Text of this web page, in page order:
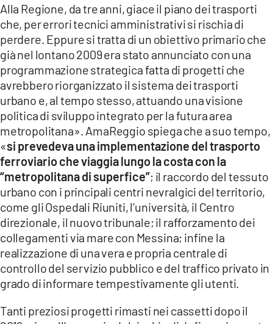
APPLE
Alla Regione, da tre anni, giace il piano dei trasporti
che, per errori tecnici amministrativi si rischia di
perdere. Eppure si tratta di un obiettivo primario che
già nel lontano 2009 era stato annunciato con una
programmazione strategica fatta di progetti che
avrebbero riorganizzato il sistema dei trasporti
urbano e, al tempo stesso, attuando una visione
politica di sviluppo integrato per la futura area
metropolitana». AmaReggio spiega che a suo tempo,
«si prevedeva una implementazione del trasporto
ferroviario che viaggia lungo la costa con la
“metropolitana di superfice”; il raccordo del tessuto
urbano con i principali centri nevralgici del territorio,
come gli Ospedali Riuniti, l’università, il Centro
direzionale, il nuovo tribunale; il rafforzamento dei
collegamenti via mare con Messina; infine la
realizzazione di una vera e propria centrale di
controllo del servizio pubblico e del traffico privato in
grado di informare tempestivamente gli utenti.
Tanti preziosi progetti rimasti nei cassetti dopo il